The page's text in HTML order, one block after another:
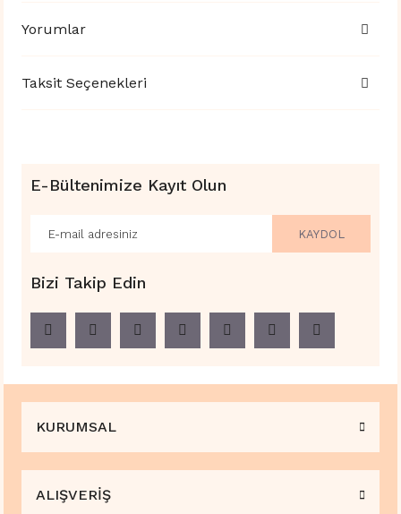
Yorumlar
Taksit Seçenekleri
E-Bültenimize Kayıt Olun
KAYDOL
Bizi Takip Edin
KURUMSAL
ALIŞVERİŞ